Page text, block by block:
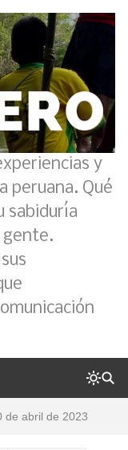
y
peruana. Qué
sabiduría
gente.
de abril de 2023
marzo de 2023